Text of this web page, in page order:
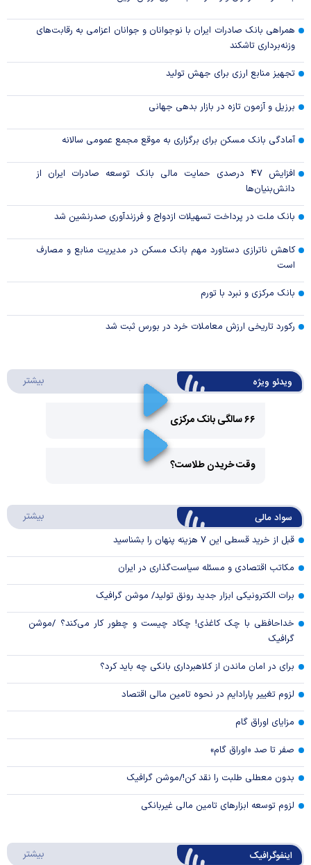
همراهی بانک صادرات ایران با نوجوانان و جوانان اعزامی به رقابت‌های
وزنه‌برداری تاشکند
تجهیز منابع ارزی برای جهش تولید
برزیل و آزمون تازه در بازار بدهی جهانی
آمادگی بانک مسکن برای برگزاری به موقع مجمع عمومی سالانه
افزایش ۴۷ درصدی حمایت مالی بانک توسعه صادرات ایران از
دانش‌بنیان‌ها
بانک ملت در پرداخت تسهیلات ازدواج و فرزندآوری صدرنشین شد
کاهش ناترازی دستاورد مهم بانک مسکن در مدیریت منابع و مصارف
است
بانک مرکزی و نبرد با تورم
رکورد تاریخی ارزش معاملات خرد در بورس ثبت شد
ویدئو ویژه بیشتر
۶۶ سالگی بانک مرکزی
Video
وقت خریدن طلاست؟
سواد مالی بیشتر
قبل از خرید قسطی این ۷ هزینه پنهان را بشناسید
مکاتب اقتصادی و مسئله سیاست‌گذاری در ایران
برات الکترونیکی ابزار جدید رونق تولید/ موشن گرافیک
خداحافظی با چک کاغذی! چکاد چیست و چطور کار می‌کند؟ /موشن
گرافیک
برای در امان ماندن از کلاهبرداری بانکی چه باید کرد؟
لزوم تغییر پارادایم در نحوه تامین مالی اقتصاد
مزایای اوراق گام
صفر تا صد «اوراق گام»
بدون معطلی طلبت را نقد کن!/موشن گرافیک
لزوم توسعه ابزارهای تامین مالی غیربانکی
اینفوگرافیک بیشتر